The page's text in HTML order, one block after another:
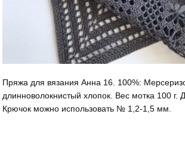
Пряжа для вязания Анна 16. 100%:
длинноволокнистый хлопок. Вес мотка 100 г.
Крючок можно использовать № 1,2-1,5 мм.